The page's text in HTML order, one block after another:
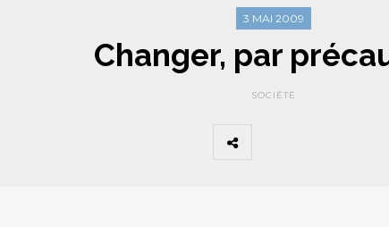
3 MAI 2009
Changer, par
SOCIÉTÉ